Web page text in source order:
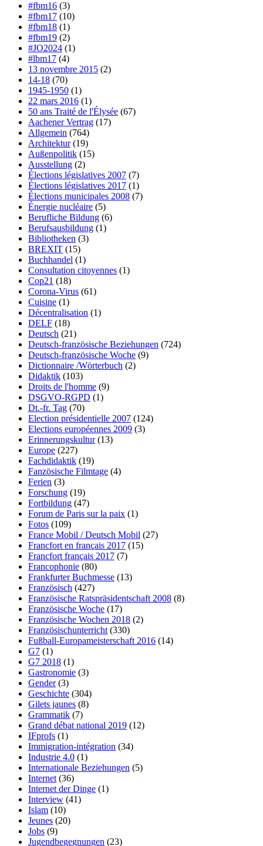
#fbm16 (3)
#fbm17 (10)
#fbm18 (1)
#fbm19 (2)
#JO2024 (1)
#lbm17 (4)
13 novembre 2015 (2)
14-18 (70)
1945-1950 (1)
22 mars 2016 (1)
50 ans Traité de l'Élysée (67)
Aachener Vertrag (17)
Allgemein (764)
Architektur(19)
Außenpolitik (15)
Ausstellung (2)
Élections législatives 2007 (7)
Élections législatives 2017 (1)
Élections municipales 2008 (7)
Énergie nucléaire (5)
Berufliche Bildung (6)
Berufsausbildung (1)
Bibliotheken (3)
BREXIT (15)
Buchhandel (1)
Consultation citoyennes (1)
Cop21 (18)
Corona-Virus (61)
Cuisine (1)
Décentralisation (1)
DELF (18)
Deutsch (21)
Deutsch-französische Beziehungen (724)
Deutsch-französische Woche (9)
Dictionnaire /Wörterbuch (2)
Didaktik (103)
Droits de l'homme (9)
DSGVO-RGPD (1)
Dt.-fr. Tag (70)
Election présidentielle 2007 (124)
Elections européennes 2009 (3)
Erinnerungskultur(13)
Europe (227)
Fachdidaktik (19)
Fanzösische Filmtage (4)
Ferien (3)
Forschung (19)
Fortbildung (47)
Forum de Paris sur la paix (1)
Fotos (109)
France Mobil / Deutsch Mobil (27)
Francfort en français 2017 (15)
Francfort français 2017 (7)
Francophonie (80)
Frankfurter Buchmesse (13)
Französisch (427)
Französische Ratspräsidentschaft 2008 (8)
Französische Woche (17)
Französische Wochen 2018 (2)
Französischunterricht(330)
Fußball-Europameisterschaft 2016 (14)
G7 (1)
G7 2018 (1)
Gastronomie (3)
Gender(3)
Geschichte (304)
Gilets jaunes (8)
Grammatik (7)
Grand débat national 2019 (12)
IFprofs (1)
Immigration-intégration (34)
Industrie 4.0 (1)
Internationale Beziehungen (5)
Internet(36)
Internet der Dinge (1)
Interview (41)
Islam (10)
Jeunes (20)
Jobs (9)
Jugendbegegnungen (23)